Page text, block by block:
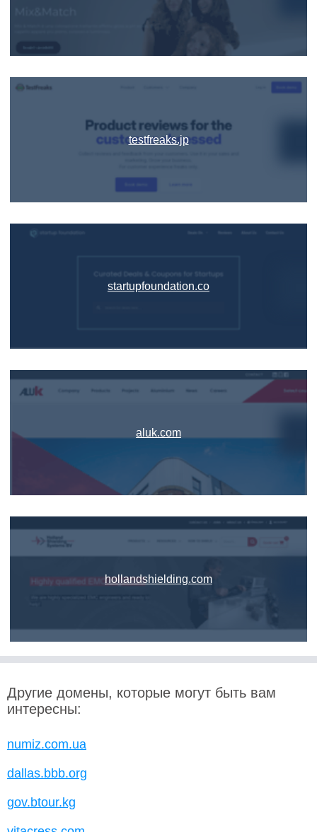
testfreaks.jp
startupfoundation.co
aluk.com
hollandshielding.com
Другие домены, которые могут быть вам
интересны:
numiz.com.ua
dallas.bbb.org
gov.btour.kg